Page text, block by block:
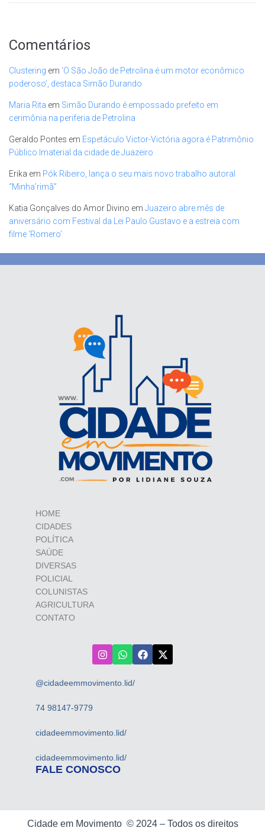
Comentários
Clustering em ‘O São João de Petrolina é um motor econômico
poderoso’, destaca Simão Durando
Maria Rita em Simão Durando é empossado prefeito em
cerimônia na periferia de Petrolina
Geraldo Pontes em Espetáculo Victor-Victória agora é Patrimônio
Público Imaterial da cidade de Juazeiro
Erika em Pók Ribeiro, lança o seu mais novo trabalho autoral
“Minha’rimã”
Katia Gonçalves do Amor Divino em Juazeiro abre mês de
aniversário com Festival da Lei Paulo Gustavo e a estreia com
filme ‘Romero’
HOME
CIDADES
POLÍTICA
SAÚDE
DIVERSAS
POLICIAL
COLUNISTAS
AGRICULTURA
CONTATO
@cidadeemmovimento.lid/
74 98147-9779
cidadeemmovimento.lid/
cidadeemmovimento.lid/
FALE CONOSCO
Cidade em Movimento © 2024 – Todos os direitos